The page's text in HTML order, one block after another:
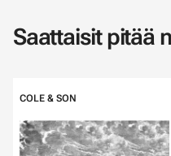
Saattaisit pitää
COLE & SON